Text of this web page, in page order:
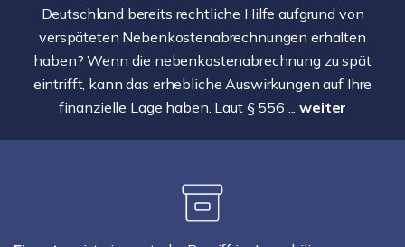
Deutschland bereits rechtliche Hilfe aufgrund von
verspäteten Nebenkostenabrechnungen erhalten
haben? Wenn die nebenkostenabrechnung zu spät
eintrifft, kann das erhebliche Auswirkungen auf Ihre
finanzielle Lage haben. Laut § 556 ...weiter